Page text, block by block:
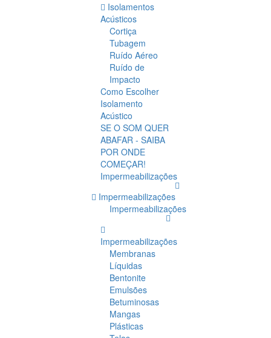
Isolamentos
Acústicos
Cortiça
Tubagem
Ruído Aéreo
Ruído de
Impacto
Como Escolher
Isolamento
Acústico
SE O SOM QUER
ABAFAR - SAIBA
POR ONDE
COMEÇAR!
Impermeabilizações
Impermeabilizações
Impermeabilizações
Impermeabilizações
Membranas
Líquidas
Bentonite
Emulsões
Betuminosas
Mangas
Plásticas